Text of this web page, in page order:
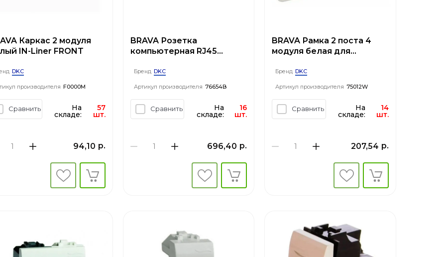
Каркас 2 модуля
IN-Liner FRONT
DKC
производителя F0000M
Сравнить На
складе:
57
шт.
94,10 р.
BRAVA Розетка
компьютерная RJ45
категория 5е белая
Бренд DKC
Артикул производителя 76654B
Сравнить На
складе:
16
шт.
696,40 р.
BRAVA Рамка 2 поста 4
модуля белая для
коробки PDD-N60
Бренд DKC
Артикул производителя 75012W
Сравнить На
складе:
14
шт.
207,54 р.